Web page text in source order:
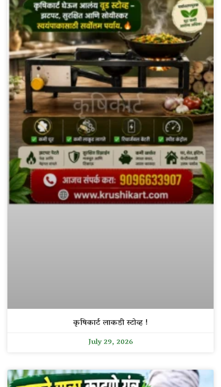
कृषिकार्ट लाकडी स्टोव्ह !
July 29, 2026